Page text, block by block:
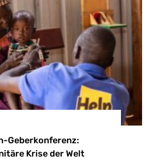
Geberkonferenz:
Krise der Welt